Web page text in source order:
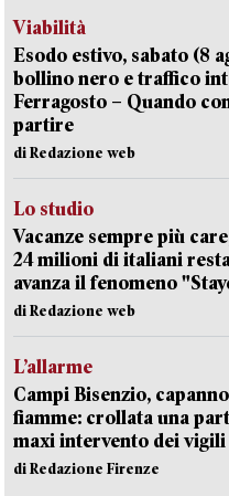
Viabilità
Esodo estivo, sabato (8
bollino nero e traffico
Ferragosto – Quando
partire
di Redazione web
Lo studio
Vacanze sempre più
24 milioni di italiani
avanza il fenomeno
di Redazione web
L’allarme
Campi Bisenzio,
fiamme: crollata una
maxi intervento dei
di Redazione Firenze